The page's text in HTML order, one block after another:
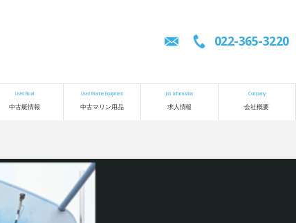
022-365-3220
Used Boat
中古艇情報
Used Marine Equipment
中古マリン用品
Job Information
求人情報
Company
会社概要